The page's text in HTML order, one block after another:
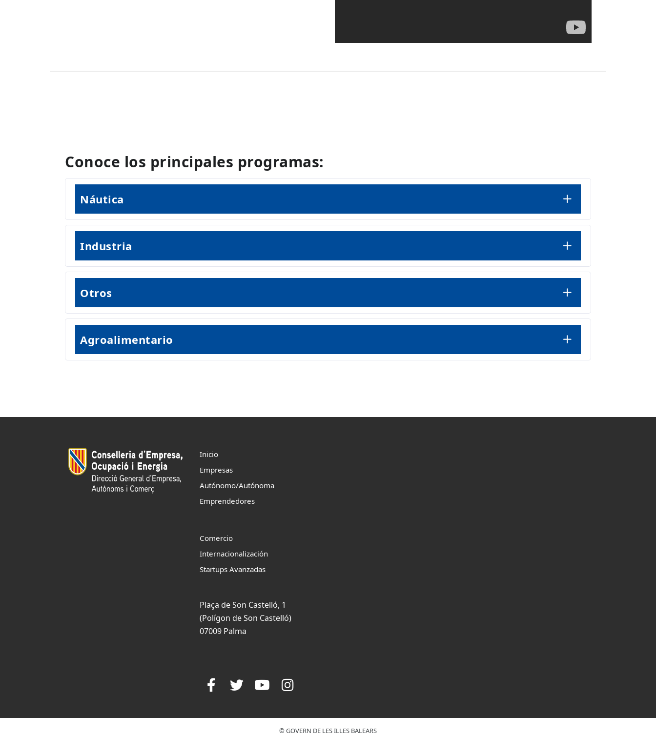
Conoce los principales programas:
Náutica
Industria
Otros
Agroalimentario
Inicio
Empresas
Autónomo/Autónoma
Emprendedores
Comercio
Internacionalización
Startups Avanzadas
Plaça de Son Castelló, 1
(Polígon de Son Castelló)
07009 Palma
© GOVERN DE LES ILLES BALEARS